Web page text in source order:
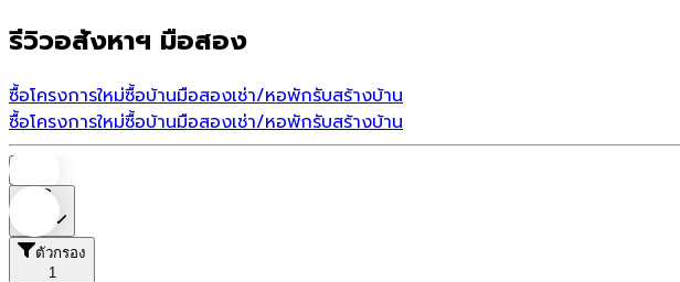
รีวิวอสังหาฯ มือสอง
ซื้อโครงการใหม่ซื้อบ้านมือสองเช่า/หอพักรับสร้างบ้าน
ซื้อโครงการใหม่ซื้อบ้านมือสองเช่า/หอพักรับสร้างบ้าน
ตัวกรอง
1